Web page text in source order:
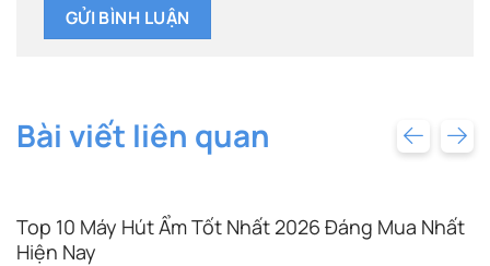
Bài viết liên quan
Top 10 Máy Hút Ẩm Tốt Nhất 2026 Đáng Mua Nhất
Hiện Nay